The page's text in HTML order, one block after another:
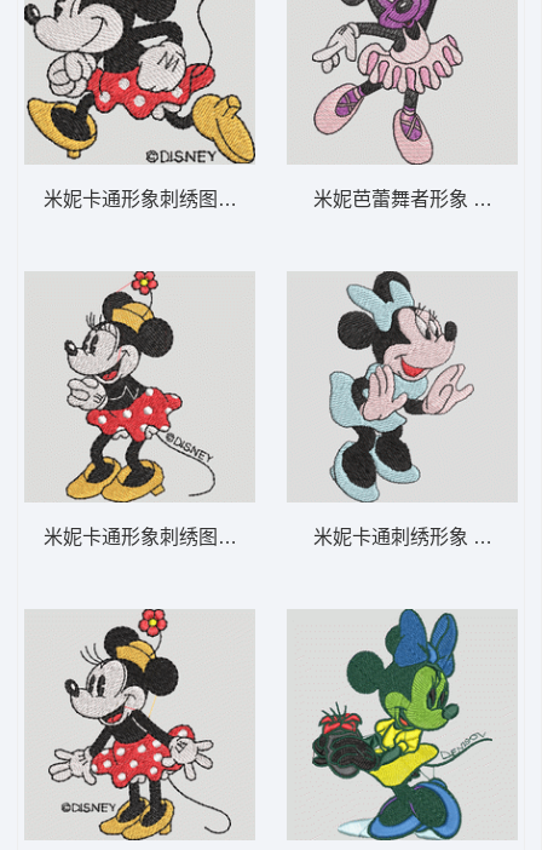
米妮卡通形象刺绣图案 米妮 58-DST格式
米妮卡通形象刺绣图案 米妮 57-DST格式
米妮芭蕾舞者形象 米妮
米妮卡通刺绣形象 米妮